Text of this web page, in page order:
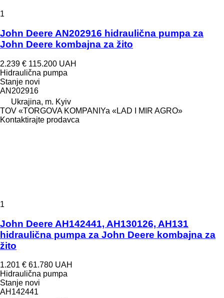
1
John Deere AN202916 hidraulična pumpa za
John Deere kombajna za žito
2.239 € 115.200 UAH
Hidraulična pumpa
Stanje novi
AN202916
Ukrajina, m. Kyiv
TOV «TORGOVA KOMPANIYa «LAD I MIR AGRO»
Kontaktirajte prodavca
1
John Deere AH142441, AH130126, AH131
hidraulična pumpa za John Deere kombajna za
žito
1.201 € 61.780 UAH
Hidraulična pumpa
Stanje novi
AH142441